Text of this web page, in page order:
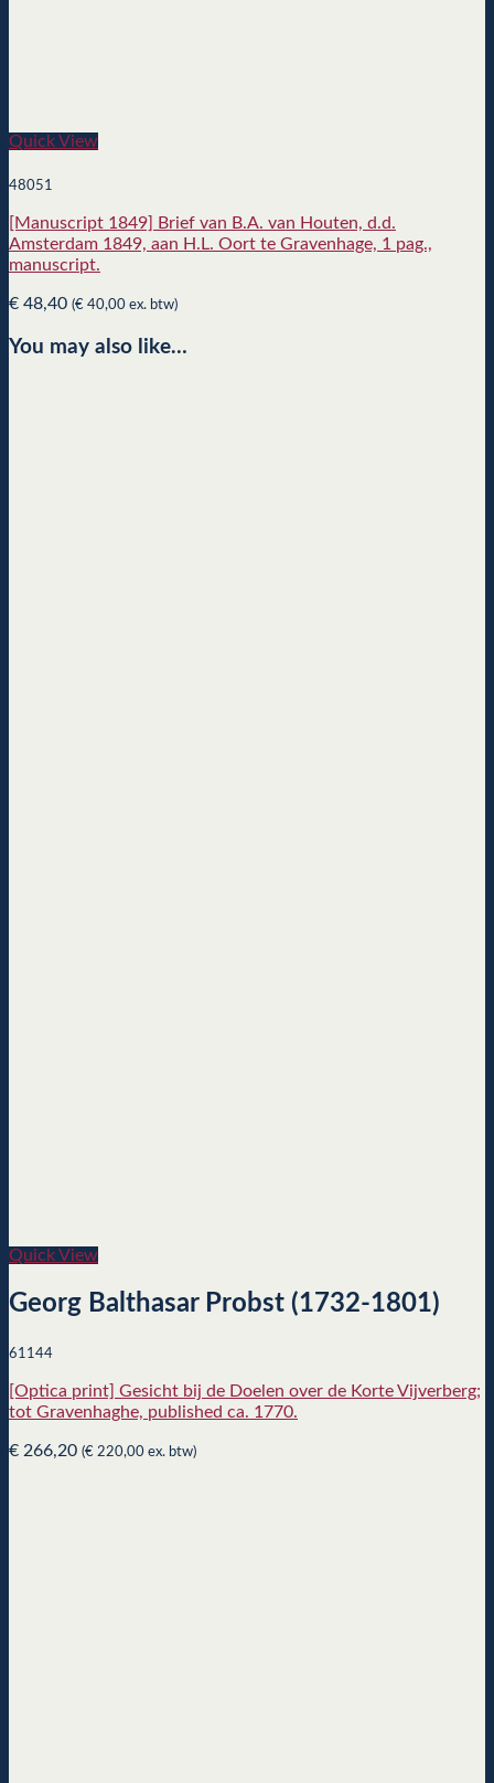
Quick View
48051
[Manuscript 1849] Brief van B.A. van Houten, d.d.
Amsterdam 1849, aan H.L. Oort te Gravenhage, 1 pag.,
manuscript.
€ 48,40 (€ 40,00 ex. btw)
You may also like…
Quick View
Georg Balthasar Probst (1732-1801)
61144
[Optica print] Gesicht bij de Doelen over de Korte Vijverberg;
tot Gravenhaghe, published ca. 1770.
€ 266,20 (€ 220,00 ex. btw)